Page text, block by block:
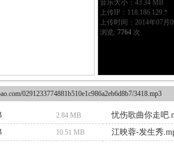
音乐大小：43.34 MB
上传IP：118.186.129.*
上传时间：2014年07月
浏览: 7764次
0291233774881b510e1c986a2eb6d8b7/3418.mp3
2.84 MB
忧伤歌曲你走吧
10.51 MB
江映蓉-发生秀